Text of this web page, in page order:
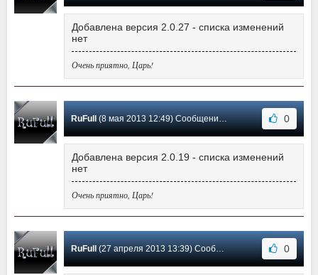
Добавлена версия 2.0.27 - списка изменений
нет
Очень приятно, Царь!
RuFull (8 мая 2013 12:49) Сообщение #17 0
Добавлена версия 2.0.19 - списка изменений
нет
Очень приятно, Царь!
RuFull (27 апреля 2013 13:39) Сообщение #16 0